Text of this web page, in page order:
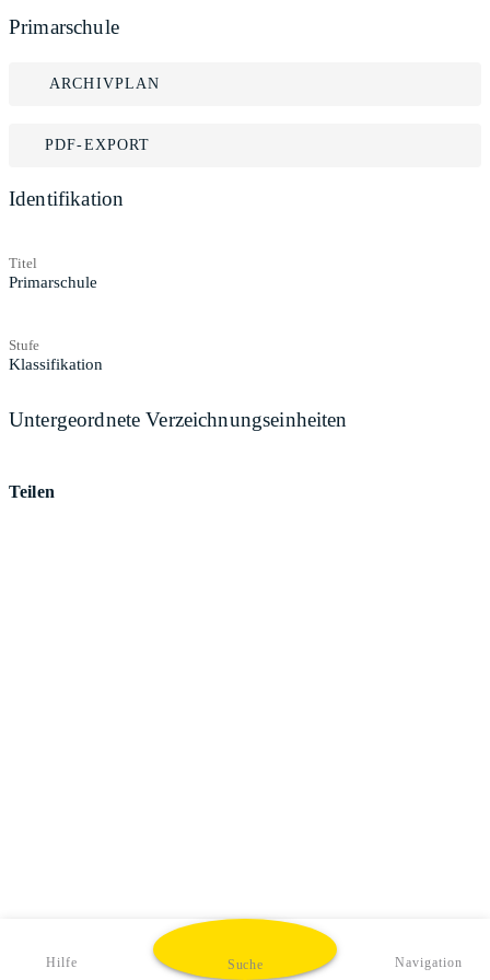
Primarschule
ARCHIVPLAN
PDF-EXPORT
Identifikation
Titel
Primarschule
Stufe
Klassifikation
Untergeordnete Verzeichnungseinheiten
Teilen
Hilfe Suche Navigation